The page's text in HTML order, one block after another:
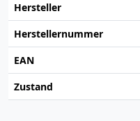
Hersteller
Herstellernummer
EAN
Zustand